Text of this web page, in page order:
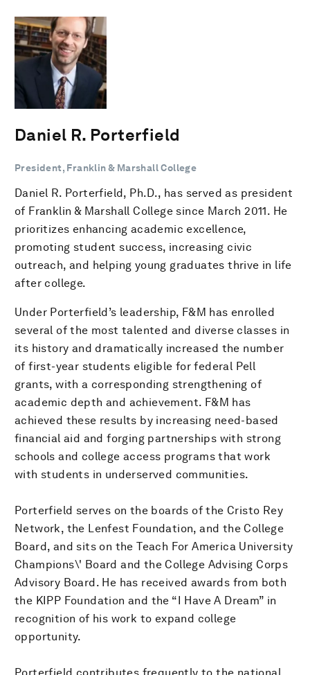
Daniel R. Porterfield
President, Franklin & Marshall College
Daniel R. Porterfield, Ph.D., has served as president
of Franklin & Marshall College since March 2011. He
prioritizes enhancing academic excellence,
promoting student success, increasing civic
outreach, and helping young graduates thrive in life
after college.
Under Porterfield’s leadership, F&M has enrolled
several of the most talented and diverse classes in
its history and dramatically increased the number
of first-year students eligible for federal Pell
grants, with a corresponding strengthening of
academic depth and achievement. F&M has
achieved these results by increasing need-based
financial aid and forging partnerships with strong
schools and college access programs that work
with students in underserved communities.
Porterfield serves on the boards of the Cristo Rey
Network, the Lenfest Foundation, and the College
Board, and sits on the Teach For America University
Champions\' Board and the College Advising Corps
Advisory Board. He has received awards from both
the KIPP Foundation and the “I Have A Dream” in
recognition of his work to expand college
opportunity.